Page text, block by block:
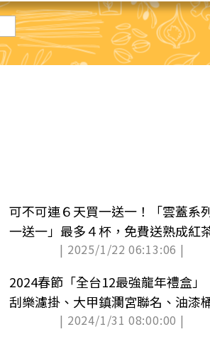
可不可連６天買一送一！「雲蓋系
一送一」最多４杯，免費送熟成紅
| 2025/1/22 06:13:06 |
2024春節「全台12最強龍年禮盒」
刮樂濾掛、大甲鎮瀾宮聯名、油漆
| 2024/1/31 08:00:00 |